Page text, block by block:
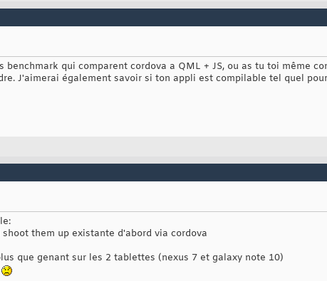
benchmark qui comparent cordova a QML + JS, ou as tu toi même
J'aimerai également savoir si ton appli est compilable tel quel
them up existante d'abord via cordova
que genant sur les 2 tablettes (nexus 7 et galaxy note 10)